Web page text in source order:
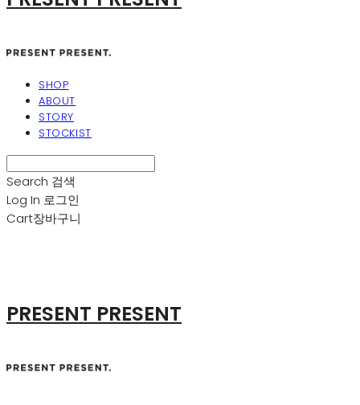
SHOP
ABOUT
STORY
STOCKIST
Search 검색
Log In 로그인
Cart장바구니
PRESENT PRESENT